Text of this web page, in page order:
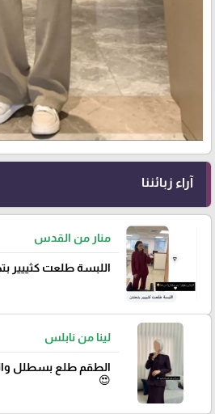
آراء زبائننا
منار من القدس
اللبسة طلعت كثييير
لينا من نابلس
الطقم طلع بسطلل
😍